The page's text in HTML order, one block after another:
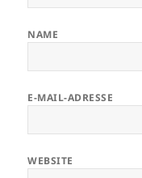
NAME
E-MAIL-ADRESSE
WEBSITE